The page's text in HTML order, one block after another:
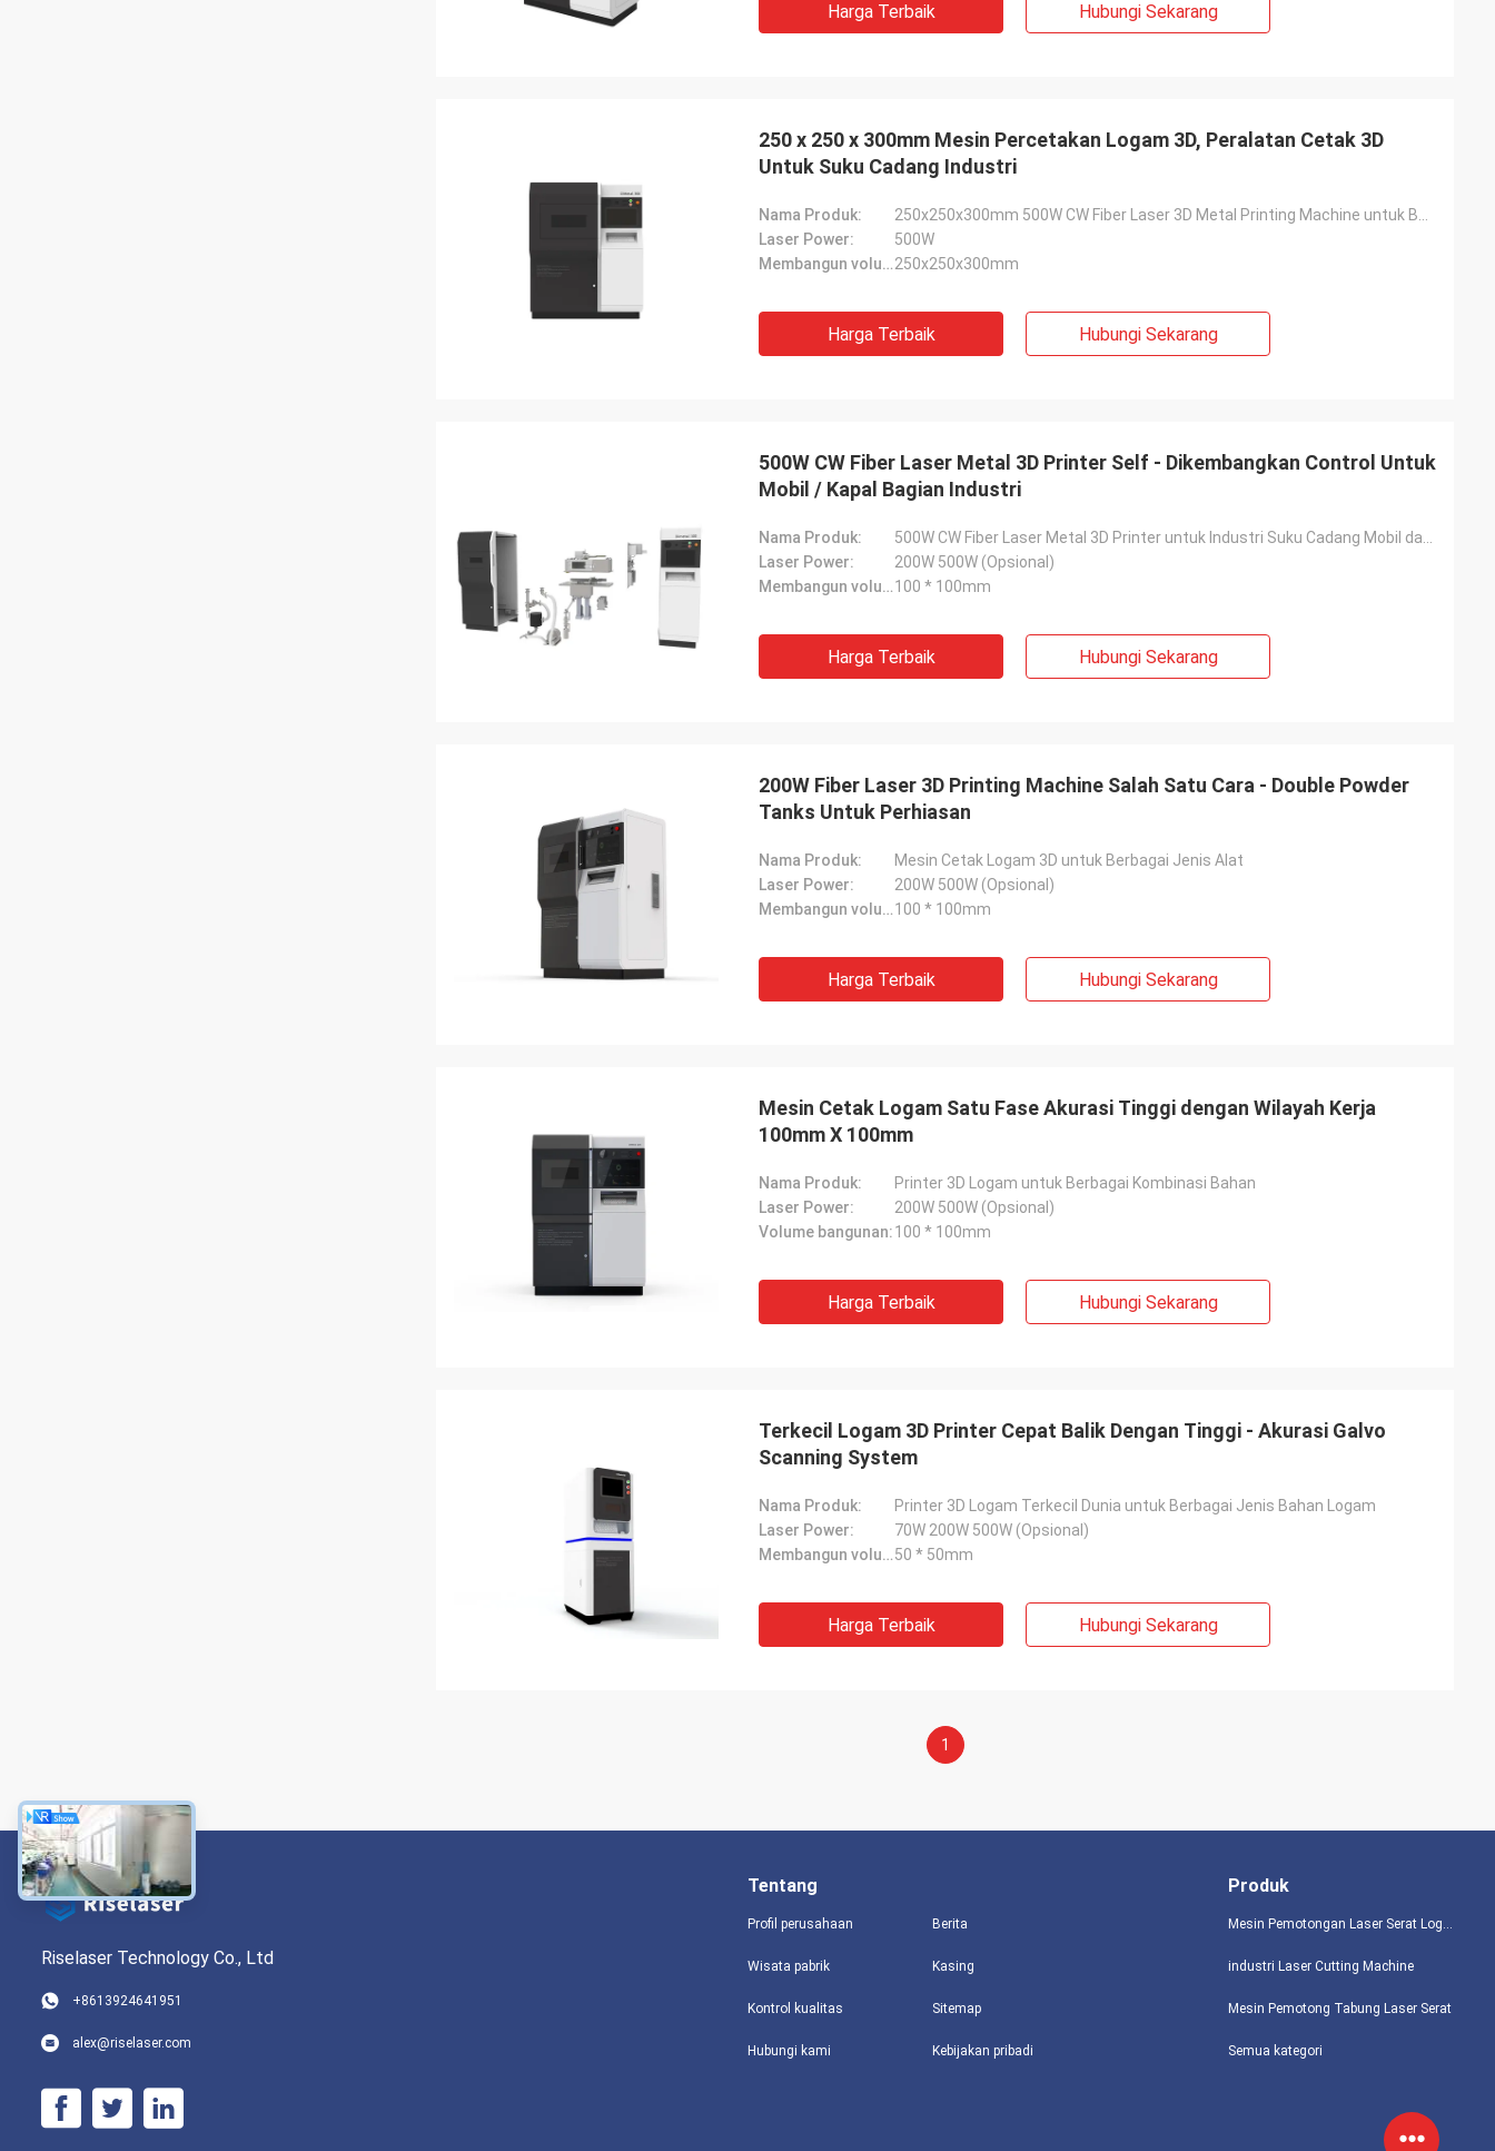
Harga Terbaik Hubungi Sekarang
250 x 250 x 300mm Mesin Percetakan Logam 3D, Peralatan Cetak 3D
Untuk Suku Cadang Industri
Nama Produk:
Laser Power:
500W
Membangun volume:250x250x300mm
Harga Terbaik Hubungi Sekarang
500W CW Fiber Laser Metal 3D Printer Self - Dikembangkan Control Untuk
Mobil / Kapal Bagian Industri
Nama Produk:
Laser Power:
200W 500W (Opsional)
Membangun volume:100 * 100mm
Harga Terbaik Hubungi Sekarang
200W Fiber Laser 3D Printing Machine Salah Satu Cara - Double Powder
Tanks Untuk Perhiasan
Nama Produk:
Mesin Cetak Logam 3D untuk Berbagai Jenis Alat
Laser Power:
200W 500W (Opsional)
Membangun volume:100 * 100mm
Harga Terbaik Hubungi Sekarang
Mesin Cetak Logam Satu Fase Akurasi Tinggi dengan Wilayah Kerja
100mm X 100mm
Nama Produk:
Printer 3D Logam untuk Berbagai Kombinasi Bahan
Laser Power:
200W 500W (Opsional)
Volume bangunan:100 * 100mm
Harga Terbaik Hubungi Sekarang
Terkecil Logam 3D Printer Cepat Balik Dengan Tinggi - Akurasi Galvo
Scanning System
Nama Produk:
Printer 3D Logam Terkecil Dunia untuk Berbagai Jenis Bahan Logam
Laser Power:
70W 200W 500W (Opsional)
Membangun volume:50 * 50mm
Harga Terbaik Hubungi Sekarang
1
Riselaser Technology Co., Ltd
+8613924641951
alex@riselaser.com
Tentang
Profil perusahaan
Wisata pabrik
Kontrol kualitas
Hubungi kami
Berita
Kasing
Sitemap
Kebijakan pribadi
Produk
Mesin Pemotongan Laser Serat Logam
industri Laser Cutting Machine
Mesin Pemotong Tabung Laser Serat
Semua kategori